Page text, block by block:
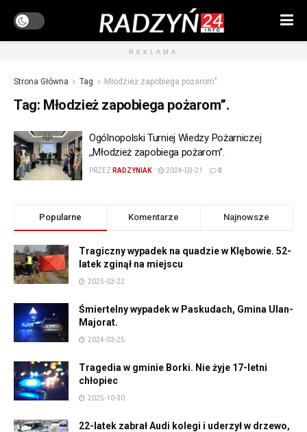
REKLAMA
Strona Główna Tag Młodzież zapobiega pożarom’’.
Tag: Młodzież zapobiega pożarom’’.
Ogólnopolski Turniej Wiedzy Pożarniczej
,,Młodzież zapobiega pożarom’’.
PRZEZ RADZYNIAK 2024-03-21 0
Popularne Komentarze Najnowsze
Tragiczny wypadek na quadzie w Klębowie. 52-
latek zginął na miejscu
2025-03-22
Śmiertelny wypadek w Paskudach, Gmina Ulan-
Majorat.
2024-03-25
Tragedia w gminie Borki. Nie żyje 17-letni
chłopiec
2025-10-30
22-latek zabrał Audi kolegi i uderzył w drzewo,